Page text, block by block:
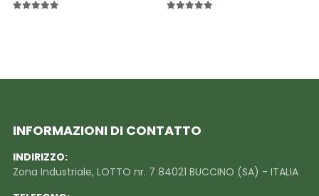
INFORMAZIONI DI CONTATTO
INDIRIZZO:
Zona Industriale, LOTTO nr. 7 84021 BUCCINO (SA) - ITALIA